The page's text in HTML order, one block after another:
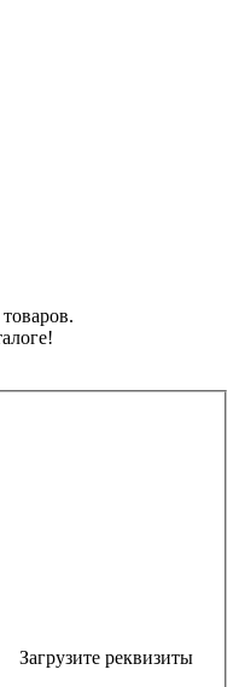
Загрузите реквизиты